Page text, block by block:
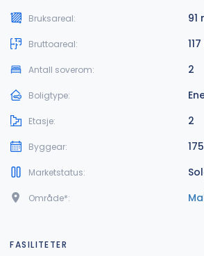
Bruksareal: 91
Bruttoareal:
Antall soverom: 2
Boligtype:
Etasje: 2
Byggear:
Marketstatus:
Område*:
FASILITETER